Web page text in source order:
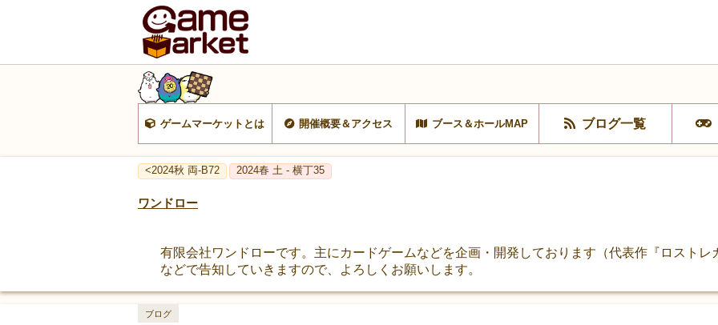
ゲームマーケットとは 開催概要＆アクセス ブース＆ホールMAP ブログ一覧
<2024秋 両-B72 2024春 土 - 横丁35
ワンドロー
有限会社ワンドローです。主にカードゲームなどを企画・開発しております（代表作『ロスト
などで告知していきますので、よろしくお願いします。
ブログ